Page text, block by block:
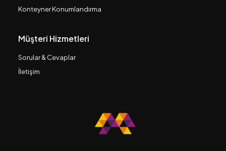
Konteyner Konumlandırma
Müşteri Hizmetleri
Sorular & Cevaplar
İletişim